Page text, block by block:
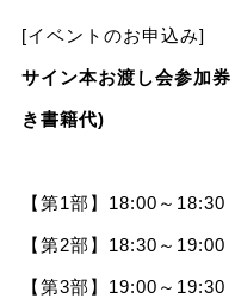
[イベントのお申込み]
サイン本お渡し会参加券
き書籍代)
【第1部】18:00～18:30
【第2部】18:30～19:00
【第3部】19:00～19:30